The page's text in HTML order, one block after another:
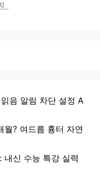
음 알림 차단 설정 A
월? 여드름 흉터 자연
내신 수능 특강 실력